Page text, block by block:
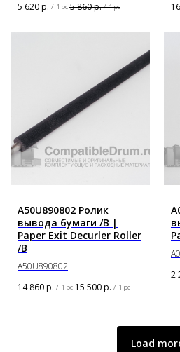
5 620р. / 1 pc 5 860р. / 1 pc
A50U890802 Ролик
вывода бумаги /B |
Paper Exit Decurler Roller
/B
A50U890802
14 860р. / 1 pc 15 500р. / 1 pc
2
Load